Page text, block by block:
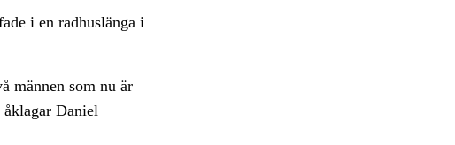
i en radhuslänga i
männen som nu är
Daniel